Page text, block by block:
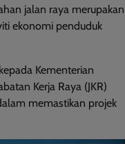
jalan raya merupakan
ekonomi penduduk
Kementerian
Kerja Raya (JKR)
memastikan projek